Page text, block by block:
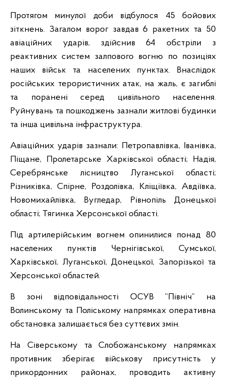
Протягом минулої доби відбулося 45 бойових
зіткнень. Загалом ворог завдав 6 ракетних та 50
авіаційних ударів, здійснив 64 обстріли з
реактивних систем залпового вогню по позиціях
наших військ та населених пунктах. Внаслідок
російських терористичних атак, на жаль, є загиблі
та поранені серед цивільного населення.
Руйнувань та пошкоджень зазнали житлові будинки
та інша цивільна інфраструктура.
Авіаційних ударів зазнали: Петропавлівка, Іванівка,
Піщане, Пролетарське Харківської області; Надія,
Серебрянське лісництво Луганської області;
Різниківка, Спірне, Роздолівка, Кліщіївка, Авдіївка,
Новомихайлівка, Вугледар, Рівнопіль Донецької
області; Тягинка Херсонської області.
Під артилерійським вогнем опинилися понад 80
населених пунктів Чернігівської, Сумської,
Харківської, Луганської, Донецької, Запорізької та
Херсонської областей.
В зоні відповідальності ОСУВ “Північ” на
Волинському та Поліському напрямках оперативна
обстановка залишається без суттєвих змін.
На Сіверському та Слобожанському напрямках
противник зберігає військову присутність у
прикордонних районах, проводить активну